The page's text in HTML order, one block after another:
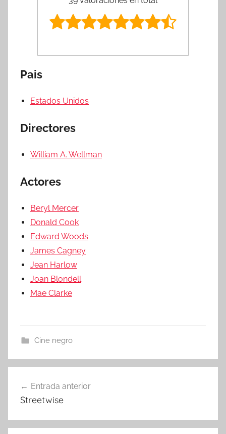
Pais
Estados Unidos
Directores
William A. Wellman
Actores
Beryl Mercer
Donald Cook
Edward Woods
James Cagney
Jean Harlow
Joan Blondell
Mae Clarke
Cine negro
Navegación
de
entradas
Entrada anterior
Streetwise